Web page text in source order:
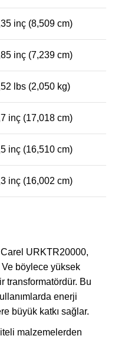
inç (8,509 cm)
inç (7,239 cm)
lbs (2,050 kg)
inç (17,018 cm)
inç (16,510 cm)
inç (16,002 cm)
Carel URKTR20000,
Ve böylece yüksek
transformatördür. Bu
enerji
büyük katkı sağlar.
malzemelerden